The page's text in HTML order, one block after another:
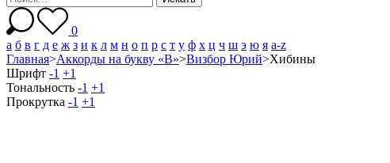
0
а б в г д е ж з и к л м н о п р с т у ф х ц ч ш э ю я a-z
Главная>Аккорды на букву «В»>Визбор Юрий>Хибины
Шрифт -1 +1
Тональность -1 +1
Прокрутка -1 +1